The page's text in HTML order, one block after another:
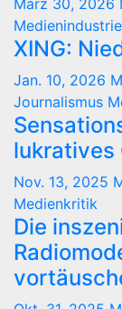
März 30, 2026
Medienindustrie
XING:
Jan. 10, 2026
Journalismus
lukratives
Nov. 13, 2025
Medienkritik
Die